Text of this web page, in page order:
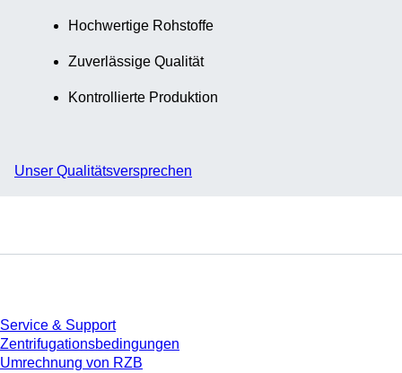
Hochwertige Rohstoffe
Zuverlässige Qualität
Kontrollierte Produktion
Unser Qualitätsversprechen
Service & Support
Zentrifugationsbedingungen
Umrechnung von RZB